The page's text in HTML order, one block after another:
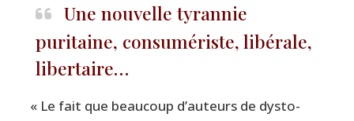
Une nouvelle tyrannie
puritaine, consumériste, libérale,
libertaire…
« Le fait que beau­coup d’auteurs de dys­to­